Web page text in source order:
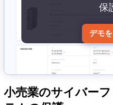
保
デモ
小売業のサイバー